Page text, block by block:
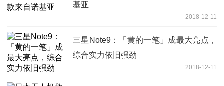
基亚
2018-12-11
三星Note9：「黄的一笔」成最大亮点，
综合实力依旧强劲
2018-12-11